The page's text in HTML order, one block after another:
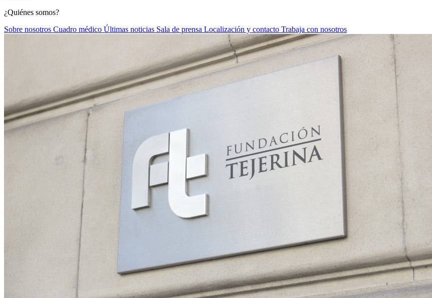
¿Quiénes somos?
Sobre nosotros Cuadro médico Últimas noticias Sala de prensa Localización y contacto Trabaja con nosotros